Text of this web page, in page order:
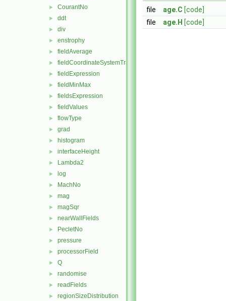
► CourantNo
► ddt
► div
► enstrophy
► fieldAverage
► fieldCoordinateSystemTransform
► fieldExpression
► fieldMinMax
► fieldsExpression
► fieldValues
► flowType
► grad
► histogram
► interfaceHeight
► Lambda2
► log
► MachNo
► mag
► magSqr
► nearWallFields
► PecletNo
► pressure
► processorField
► Q
► randomise
► readFields
► regionSizeDistribution
file age.C [code]
file
age.H [code]